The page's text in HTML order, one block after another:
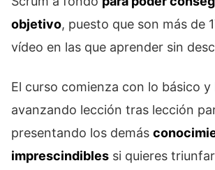
objetivo, puesto que son más de
vídeo en las que aprender sin
El curso comienza con lo básico y
avanzando lección tras lección
presentando los demás
imprescindibles si quieres